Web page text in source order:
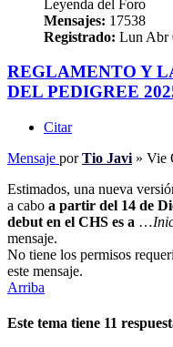
Leyenda del Foro
Mensajes: 17538
Registrado: Lun Abr
REGLAMENTO Y
DEL PEDIGREE
Citar
Mensaje porTio Javi » Vie
Estimados, una nueva
a cabo a partir del 14 de
debut en el CHS es a …
mensaje.
No tiene los permisos
este mensaje.
Arriba
Este tema tiene 11